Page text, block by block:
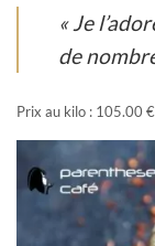
« Je
de
Prix au kilo : 105.00 €